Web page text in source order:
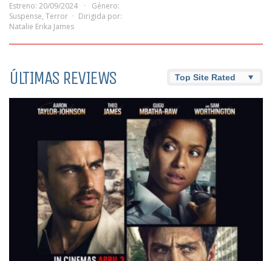
Estreno: 20/09/2024
Género:
Suspense, Terror
Dirigida por:
Natalie Erika James
ÚLTIMAS REVIEWS